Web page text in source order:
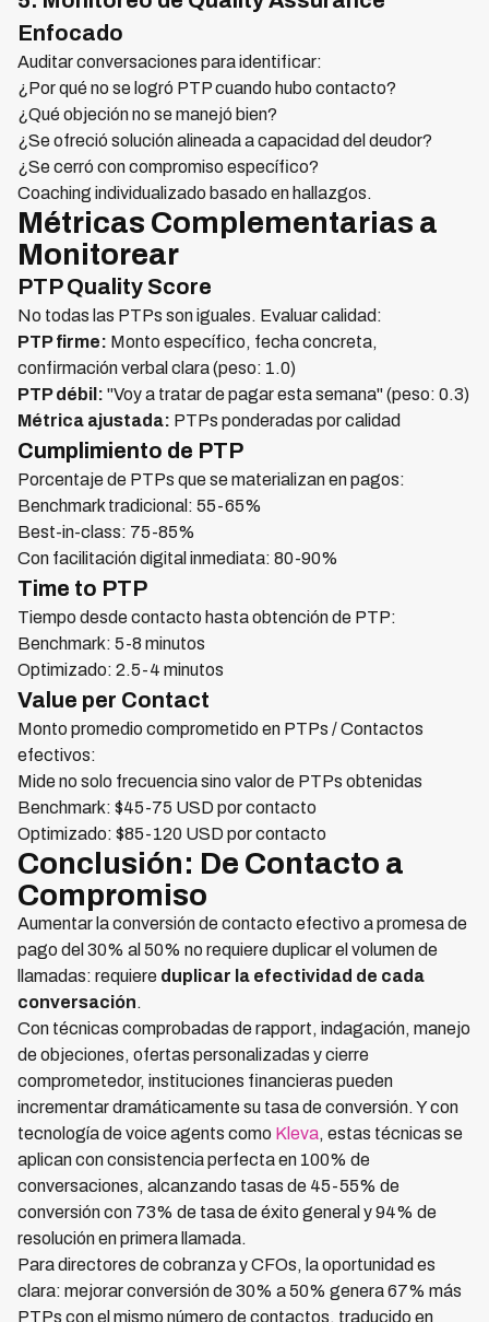
Enfocado
Auditar conversaciones para identificar:
¿Por qué no se logró PTP cuando hubo contacto?
¿Qué objeción no se manejó bien?
¿Se ofreció solución alineada a capacidad del deudor?
¿Se cerró con compromiso específico?
Coaching individualizado basado en hallazgos.
Métricas Complementarias a
Monitorear
PTP Quality Score
No todas las PTPs son iguales. Evaluar calidad:
PTP firme: Monto específico, fecha concreta,
confirmación verbal clara (peso: 1.0)
PTP débil: "Voy a tratar de pagar esta semana" (peso: 0.3)
Métrica ajustada: PTPs ponderadas por calidad
Cumplimiento de PTP
Porcentaje de PTPs que se materializan en pagos:
Benchmark tradicional: 55-65%
Best-in-class: 75-85%
Con facilitación digital inmediata: 80-90%
Time to PTP
Tiempo desde contacto hasta obtención de PTP:
Benchmark: 5-8 minutos
Optimizado: 2.5-4 minutos
Value per Contact
Monto promedio comprometido en PTPs / Contactos
efectivos:
Mide no solo frecuencia sino valor de PTPs obtenidas
Benchmark: $45-75 USD por contacto
Optimizado: $85-120 USD por contacto
Conclusión: De Contacto a
Compromiso
Aumentar la conversión de contacto efectivo a promesa de
pago del 30% al 50% no requiere duplicar el volumen de
llamadas: requiere duplicar la efectividad de cada
conversación.
Con técnicas comprobadas de rapport, indagación, manejo
de objeciones, ofertas personalizadas y cierre
comprometedor, instituciones financieras pueden
incrementar dramáticamente su tasa de conversión. Y con
tecnología de voice agents como Kleva, estas técnicas se
aplican con consistencia perfecta en 100% de
conversaciones, alcanzando tasas de 45-55% de
conversión con 73% de tasa de éxito general y 94% de
resolución en primera llamada.
Para directores de cobranza y CFOs, la oportunidad es
clara: mejorar conversión de 30% a 50% genera 67% más
PTPs con el mismo número de contactos, traducido en